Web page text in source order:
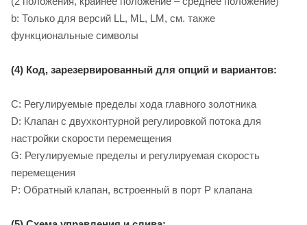
b: Только для версий LL, ML, LM, см. также
функциональные символы
(4) Код, зарезервированный для опций и вариантов:
C: Регулируемые пределы хода главного золотника
D: Клапан с двухконтурной регулировкой потока для
настройки скорости перемещения
G: Регулируемые пределы и регулируемая скорость
перемещения
P: Обратный клапан, встроенный в порт P клапана